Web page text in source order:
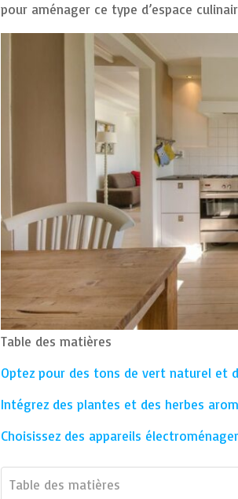
pour aménager ce type d’espace
Table des matières
Optez pour des tons de vert naturel et
Intégrez des plantes et des herbes
Choisissez des appareils
Table des matières